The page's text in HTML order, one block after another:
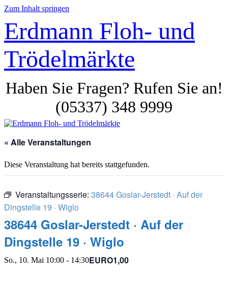
Zum Inhalt springen
Erdmann Floh- und
Trödelmärkte
Haben Sie Fragen? Rufen Sie an!
(05337) 348 9999
« Alle Veranstaltungen
Diese Veranstaltung hat bereits stattgefunden.
Veranstaltungsserie: 38644 Goslar-Jerstedt · Auf der
Dingstelle 19 · Wiglo
38644 Goslar-Jerstedt · Auf der
Dingstelle 19 · Wiglo
So., 10. Mai 10:00 - 14:30EURO1,00